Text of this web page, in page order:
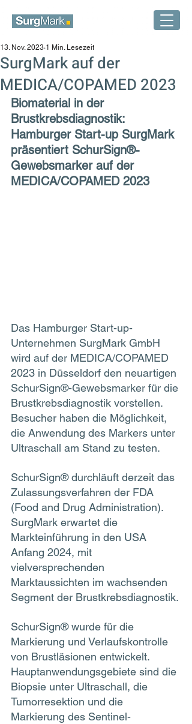
SurgMark auf der
MEDICA/COPAMED 2023
13. Nov. 2023 1 Min. Lesezeit
Biomaterial in der
Brustkrebsdiagnostik:
Hamburger Start-up SurgMark
präsentiert SchurSign®-
Gewebsmarker auf der
MEDICA/COPAMED 2023
Das Hamburger Start-up-
Unternehmen SurgMark GmbH
wird auf der MEDICA/COPAMED
2023 in Düsseldorf den neuartigen
SchurSign®-Gewebsmarker für die
Brustkrebsdiagnostik vorstellen.
Besucher haben die Möglichkeit,
die Anwendung des Markers unter
Ultraschall am Stand zu testen.
SchurSign® durchläuft derzeit das
Zulassungsverfahren der FDA
(Food and Drug Administration).
SurgMark erwartet die
Markteinführung in den USA
Anfang 2024, mit
vielversprechenden
Marktaussichten im wachsenden
Segment der Brustkrebsdiagnostik.
SchurSign® wurde für die
Markierung und Verlaufskontrolle
von Brustläsionen entwickelt.
Hauptanwendungsgebiete sind die
Biopsie unter Ultraschall, die
Tumorresektion und die
Markierung des Sentinel-